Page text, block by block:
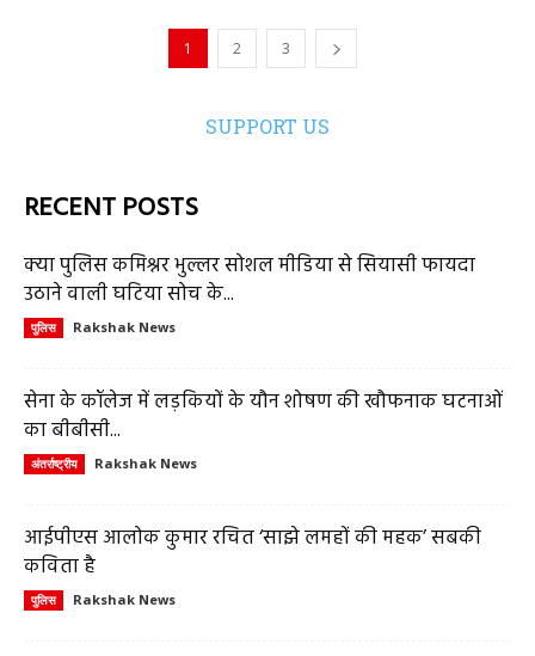
1 2 3
SUPPORT US
RECENT POSTS
क्या पुलिस कमिश्नर भुल्लर सोशल मीडिया से सियासी फायदा
उठाने वाली घटिया सोच के...
पुलिस Rakshak News
सेना के कॉलेज में लड़कियों के यौन शोषण की खौफनाक घटनाओं
का बीबीसी...
अंतर्राष्ट्रीय Rakshak News
आईपीएस आलोक कुमार रचित ‘साझे लमहों की महक’ सबकी
कविता है
पुलिस Rakshak News